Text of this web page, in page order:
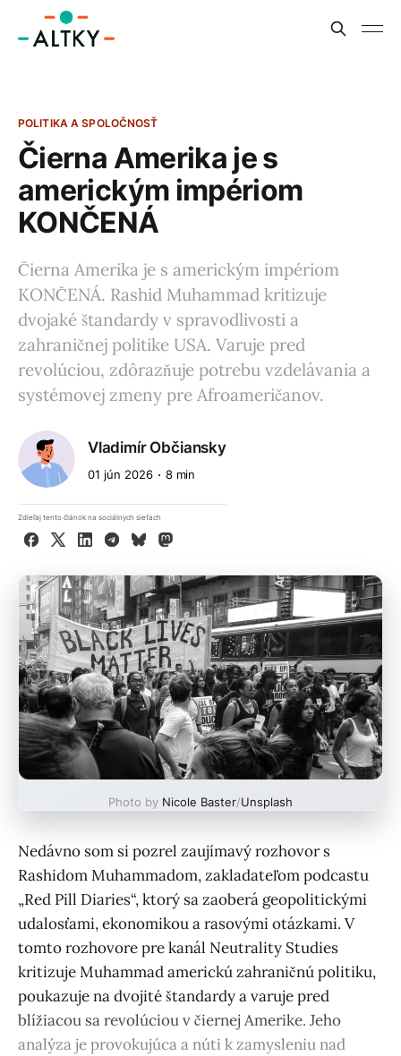
POLITIKA A SPOLOČNOSŤ
Čierna Amerika je s
americkým impériom
KONČENÁ
Čierna Amerika je s americkým impériom
KONČENÁ. Rashid Muhammad kritizuje
dvojaké štandardy v spravodlivosti a
zahraničnej politike USA. Varuje pred
revolúciou, zdôrazňuje potrebu vzdelávania a
systémovej zmeny pre Afroameričanov.
Vladimír Občiansky
01 jún 2026 8 min
Zdieľaj tento článok na sociálnych sieťach
Facebook
X LinkedInTelegram
BlueskyMastodon
Photo by Nicole Baster/Unsplash
Nedávno som si pozrel zaujímavý rozhovor s
Rashidom Muhammadom, zakladateľom podcastu
„Red Pill Diaries“, ktorý sa zaoberá geopolitickými
udalosťami, ekonomikou a rasovými otázkami. V
tomto rozhovore pre kanál Neutrality Studies
kritizuje Muhammad americkú zahraničnú politiku,
poukazuje na dvojité štandardy a varuje pred
blížiacou sa revolúciou v čiernej Amerike. Jeho
analýza je provokujúca a núti k zamysleniu nad